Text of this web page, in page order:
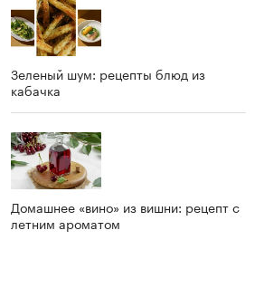
Зеленый шум: рецепты блюд из
кабачка
Домашнее «вино» из вишни: рецепт с
летним ароматом